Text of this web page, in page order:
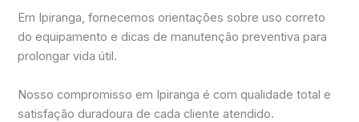
Em Ipiranga, fornecemos orientações sobre uso correto
do equipamento e dicas de manutenção preventiva para
prolongar vida útil.
Nosso compromisso em Ipiranga é com qualidade total e
satisfação duradoura de cada cliente atendido.